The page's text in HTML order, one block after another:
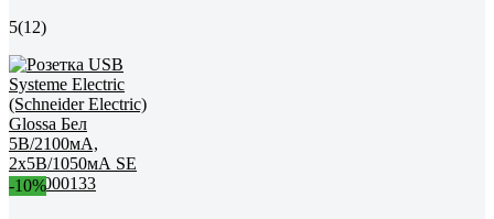
5(12)
-10%